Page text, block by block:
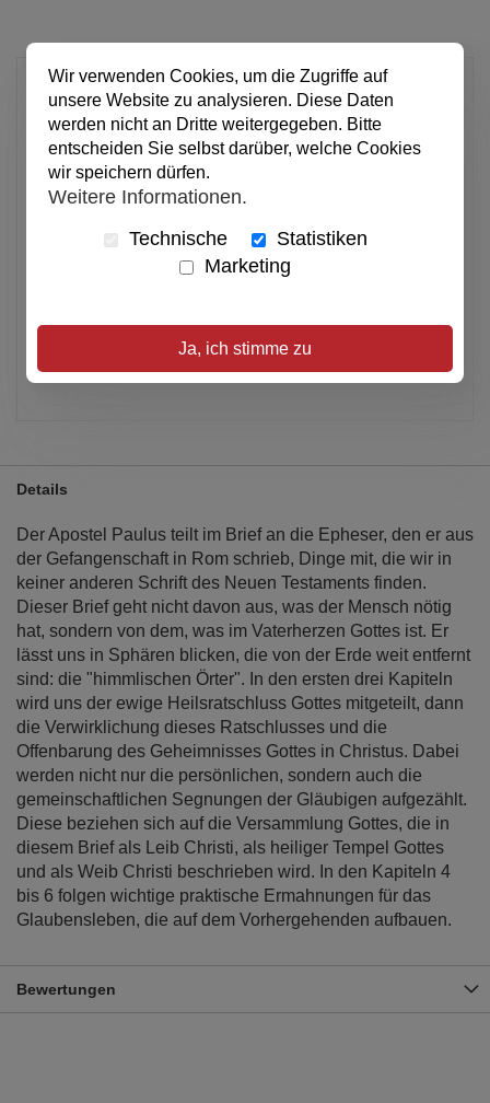
12,00 €
Anzahl
Verfügbar
Artikel merken
Details
Der Apostel Paulus teilt im Brief an die Epheser, den er aus
der Gefangenschaft in Rom schrieb, Dinge mit, die wir in
keiner anderen Schrift des Neuen Testaments finden.
Dieser Brief geht nicht davon aus, was der Mensch nötig
hat, sondern von dem, was im Vaterherzen Gottes ist. Er
lässt uns in Sphären blicken, die von der Erde weit entfernt
sind: die "himmlischen Örter". In den ersten drei Kapiteln
wird uns der ewige Heilsratschluss Gottes mitgeteilt, dann
die Verwirklichung dieses Ratschlusses und die
Offenbarung des Geheimnisses Gottes in Christus. Dabei
werden nicht nur die persönlichen, sondern auch die
gemeinschaftlichen Segnungen der Gläubigen aufgezählt.
Diese beziehen sich auf die Versammlung Gottes, die in
diesem Brief als Leib Christi, als heiliger Tempel Gottes
und als Weib Christi beschrieben wird. In den Kapiteln 4
bis 6 folgen wichtige praktische Ermahnungen für das
Glaubensleben, die auf dem Vorhergehenden aufbauen.
Bewertungen
Wir verwenden Cookies, um die Zugriffe auf
unsere Website zu analysieren. Diese Daten
werden nicht an Dritte weitergegeben. Bitte
entscheiden Sie selbst darüber, welche Cookies
wir speichern dürfen.
Weitere Informationen.
Technische
Statistiken
Marketing
Ja, ich stimme zu